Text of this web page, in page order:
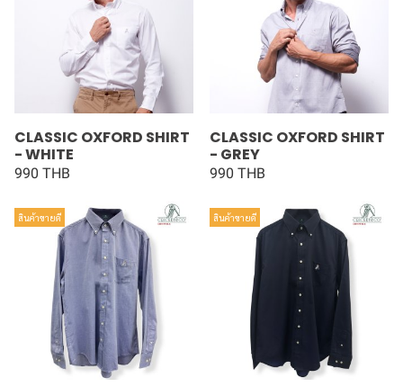
CLASSIC OXFORD SHIRT
- WHITE
990 THB
CLASSIC OXFORD SHIRT
- GREY
990 THB
สินค้าขายดี สินค้าขายดี